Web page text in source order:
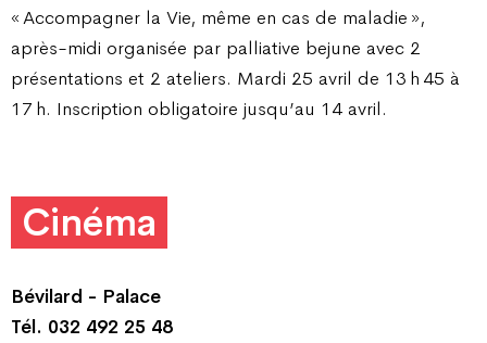
« Accompagner la Vie, même en cas de maladie »,
après-midi organisée par palliative bejune avec 2
présentations et 2 ateliers. Mardi 25 avril de 13 h 45 à
17 h. Inscription obligatoire jusqu’au 14 avril.
Cinéma
Bévilard - Palace
Tél. 032 492 25 48